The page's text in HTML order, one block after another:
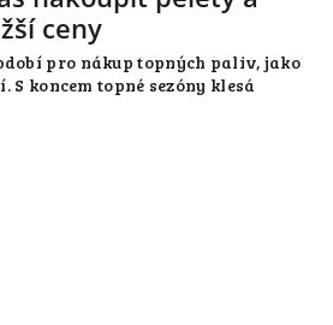
ceny
pro nákup topných paliv, jako
koncem topné sezóny klesá